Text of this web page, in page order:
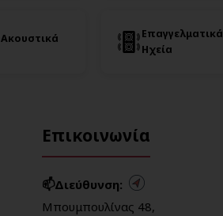
Ακουστικά
Επαγγελματικά
Ηχεία
Επικοινωνία
📫Διεύθυνση:
Μπουμπουλίνας 48,